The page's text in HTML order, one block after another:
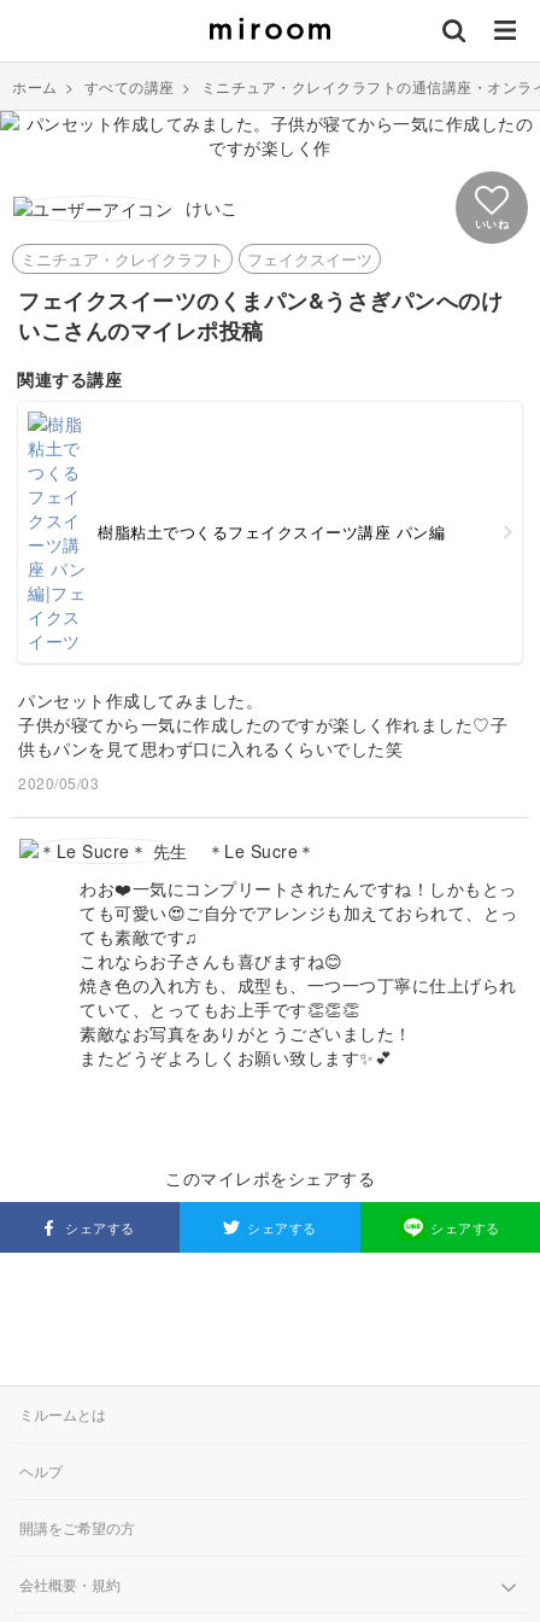
ホーム > すべての講座 > ミニチュア・クレイクラフトの通信講座・オンラ
けいこ
いいね
ミニチュア・クレイクラフト フェイクスイーツ
フェイクスイーツのくまパン&うさぎパンへのけ
いこさんのマイレポ投稿
関連する講座
樹脂粘土でつくるフェイクスイーツ講座 パン編
パンセット作成してみました。
子供が寝てから一気に作成したのですが楽しく作れました♡子
供もパンを見て思わず口に入れるくらいでした笑
2020/05/03
＊Le Sucre＊
わお❤️一気にコンプリートされたんですね！しかもとっ
ても可愛い😍ご自分でアレンジも加えておられて、とっ
ても素敵です♫
これならお子さんも喜びますね😊
焼き色の入れ方も、成型も、一つ一つ丁寧に仕上げられ
ていて、とってもお上手です👏👏👏
素敵なお写真をありがとうございました！
またどうぞよろしくお願い致します✨💕
このマイレポをシェアする
シェアする シェアする シェアする
ミルームとは
ヘルプ
開講をご希望の方
会社概要・規約